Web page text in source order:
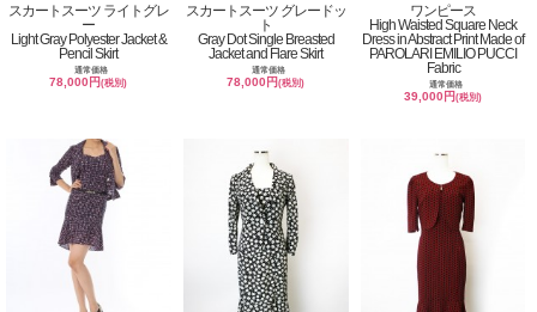
スカートスーツ ライトグレ
ー
Light Gray Polyester Jacket &
Pencil Skirt
通常価格
78,000円(税別)
スカートスーツ グレードッ
ト
Gray Dot Single Breasted
Jacket and Flare Skirt
通常価格
78,000円(税別)
ワンピース
High Waisted Square Neck
Dress in Abstract Print Made of
PAROLARI EMILIO PUCCI
Fabric
通常価格
39,000円(税別)